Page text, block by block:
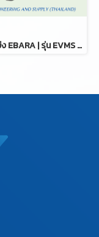
ปั๊มหอยโข่ง EBARA | รุ่น EVMS Series (Stainless Steel)